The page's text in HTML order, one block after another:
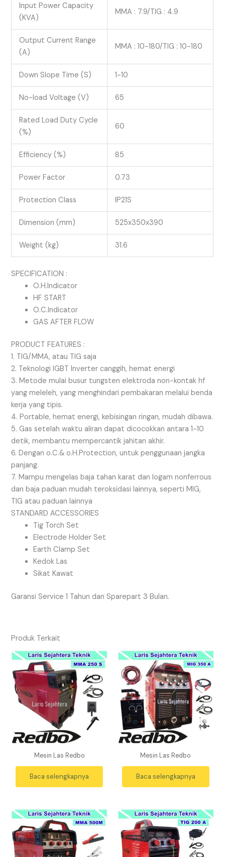
Input Power Capacity
(KVA)
MMA : 7.9/TIG : 4.9
Output Current Range
(A)
MMA : 10-180/TIG : 10-180
Down Slope Time (S) 1-10
No-load Voltage (V) 65
Rated Load Duty Cycle
(%)
60
Efficiency (%) 85
Power Factor 0.73
Protection Class IP21S
Dimension (mm) 525x350x390
Weight (kg) 31.6
SPECIFICATION :
O.H.Indicator
HF START
O.C.Indicator
GAS AFTER FLOW
PRODUCT FEATURES :
1. TIG/MMA, atau TIG saja
2. Teknologi IGBT Inverter canggih, hemat energi
3. Metode mulai busur tungsten elektroda non-kontak hf
yang meleleh, yang menghindari pembakaran melalui benda
kerja yang tipis.
4. Portable, hemat energi, kebisingan ringan, mudah dibawa.
5. Gas setelah waktu aliran dapat dicocokkan antara 1-10
detik, membantu mempercantik jahitan akhir.
6. Dengan o.C.& o.H.Protection, untuk penggunaan jangka
panjang.
7. Mampu mengelas baja tahan karat dan logam nonferrous
dan baja paduan mudah teroksidasi lainnya, seperti MIG,
TIG atau paduan lainnya
STANDARD ACCESSORIES
Tig Torch Set
Electrode Holder Set
Earth Clamp Set
Kedok Las
Sikat Kawat
Garansi Service 1 Tahun dan Sparepart 3 Bulan.
Produk Terkait
Mesin Las Redbo
Baca selengkapnya
Mesin Las Redbo
Baca selengkapnya